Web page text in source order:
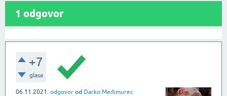
1 odgovor
+7
glasa
06.11.2021. odgovor od Darko Međimurec